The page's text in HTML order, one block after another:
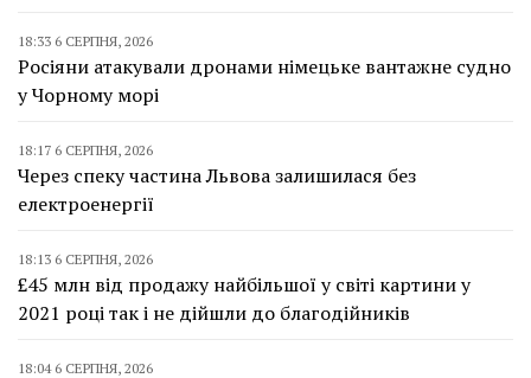
18:33 6 СЕРПНЯ, 2026
Росіяни атакували дронами німецьке вантажне судно
у Чорному морі
18:17 6 СЕРПНЯ, 2026
Через спеку частина Львова залишилася без
електроенергії
18:13 6 СЕРПНЯ, 2026
£45 млн від продажу найбільшої у світі картини у
2021 році так і не дійшли до благодійників
18:04 6 СЕРПНЯ, 2026